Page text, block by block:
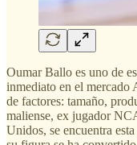
Oumar Ballo es uno de
inmediato en el mercado
de factores: tamaño,
maliense, ex jugador
Unidos, se encuentra